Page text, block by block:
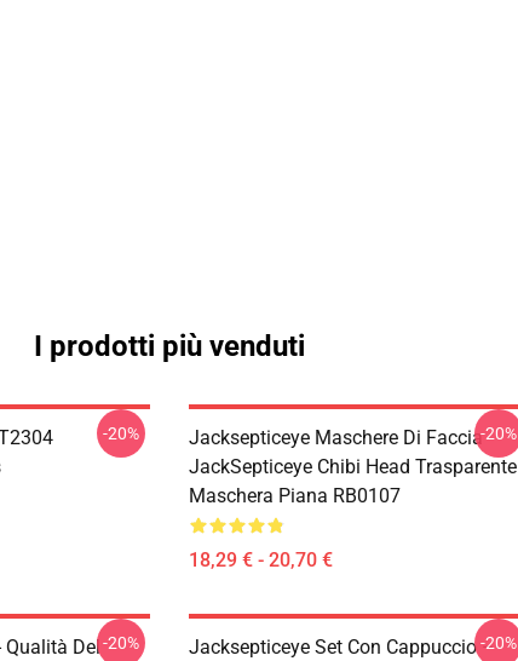
I prodotti più venduti
-20%
Jacksepticeye Maschere Di Faccia -
JackSepticeye Chibi Head Trasparente
Maschera Piana RB0107
18,29 € - 20,70 €
-20%
Qualità Del-20%
Jacksepticeye Set Con Cappuccio –-20%